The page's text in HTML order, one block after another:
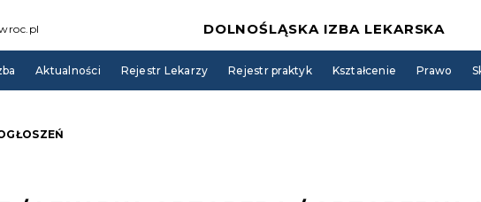
DOLNOŚLĄSKA IZBA LEKARSKA
Aktualności Rejestr Lekarzy Rejestr praktyk Kształcenie Prawo